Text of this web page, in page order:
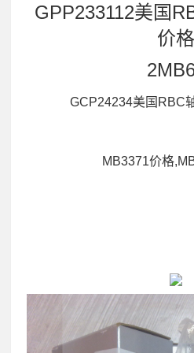
GPP233112美国
价格
GCP24234美国RBC
MB3371价格